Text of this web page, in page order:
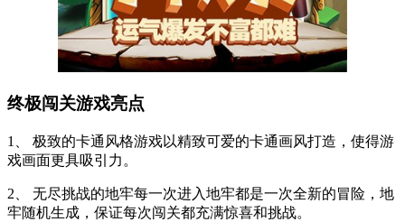
终极闯关游戏亮点
1、 极致的卡通风格游戏以精致可爱的卡通画风打造，使得游
戏画面更具吸引力。
2、 无尽挑战的地牢每一次进入地牢都是一次全新的冒险，地
牢随机生成，保证每次闯关都充满惊喜和挑战。